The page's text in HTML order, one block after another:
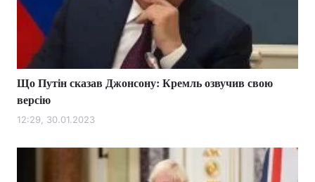
Що Путін сказав Джонсону: Кремль озвучив свою
версію
12:29, 30.01.2023